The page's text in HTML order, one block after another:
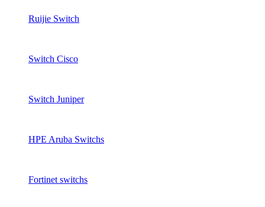
Ruijie Switch
Switch Cisco
Switch Juniper
HPE Aruba Switchs
Fortinet switchs